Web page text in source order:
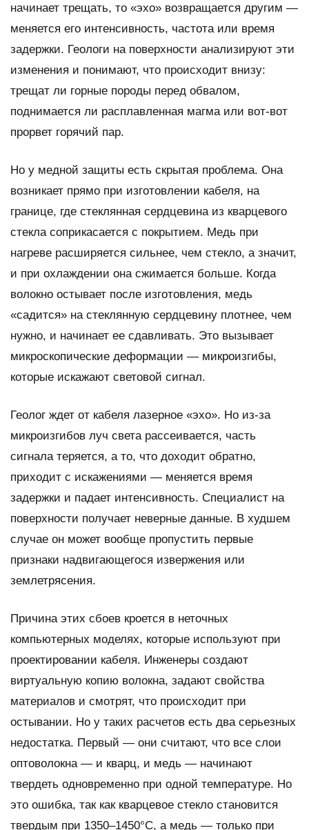
начинает трещать, то «эхо» возвращается другим —
меняется его интенсивность, частота или время
задержки. Геологи на поверхности анализируют эти
изменения и понимают, что происходит внизу:
трещат ли горные породы перед обвалом,
поднимается ли расплавленная магма или вот-вот
прорвет горячий пар.
Но у медной защиты есть скрытая проблема. Она
возникает прямо при изготовлении кабеля, на
границе, где стеклянная сердцевина из кварцевого
стекла соприкасается с покрытием. Медь при
нагреве расширяется сильнее, чем стекло, а значит,
и при охлаждении она сжимается больше. Когда
волокно остывает после изготовления, медь
«садится» на стеклянную сердцевину плотнее, чем
нужно, и начинает ее сдавливать. Это вызывает
микроскопические деформации — микроизгибы,
которые искажают световой сигнал.
Геолог ждет от кабеля лазерное «эхо». Но из-за
микроизгибов луч света рассеивается, часть
сигнала теряется, а то, что доходит обратно,
приходит с искажениями — меняется время
задержки и падает интенсивность. Специалист на
поверхности получает неверные данные. В худшем
случае он может вообще пропустить первые
признаки надвигающегося извержения или
землетрясения.
Причина этих сбоев кроется в неточных
компьютерных моделях, которые используют при
проектировании кабеля. Инженеры создают
виртуальную копию волокна, задают свойства
материалов и смотрят, что происходит при
остывании. Но у таких расчетов есть два серьезных
недостатка. Первый — они считают, что все слои
оптоволокна — и кварц, и медь — начинают
твердеть одновременно при одной температуре. Но
это ошибка, так как кварцевое стекло становится
твердым при 1350–1450°C, а медь — только при